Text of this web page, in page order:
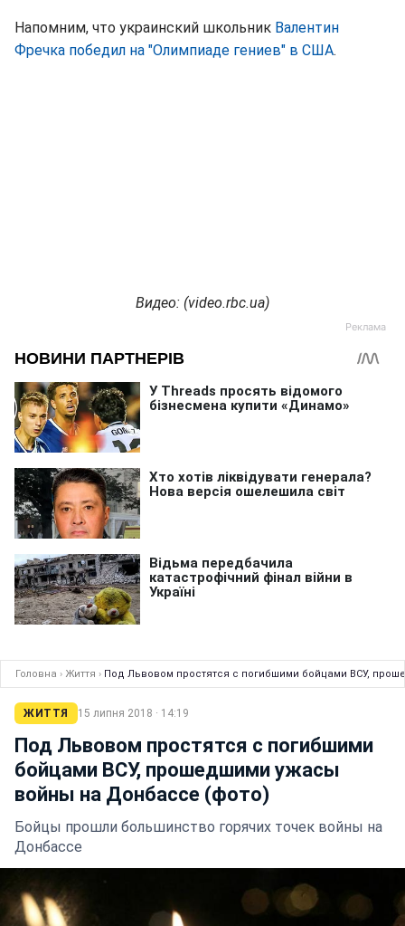
Напомним, что украинский школьник Валентин
Фречка победил на "Олимпиаде гениев" в США.
Видео: (video.rbc.ua)
Головна › Життя › Под Львовом простятся с погибшими бойцами ВСУ,
ЖИТТЯ 15 липня 2018 · 14:19
Под Львовом простятся с погибшими
бойцами ВСУ, прошедшими ужасы
войны на Донбассе (фото)
Бойцы прошли большинство горячих точек войны на
Донбассе